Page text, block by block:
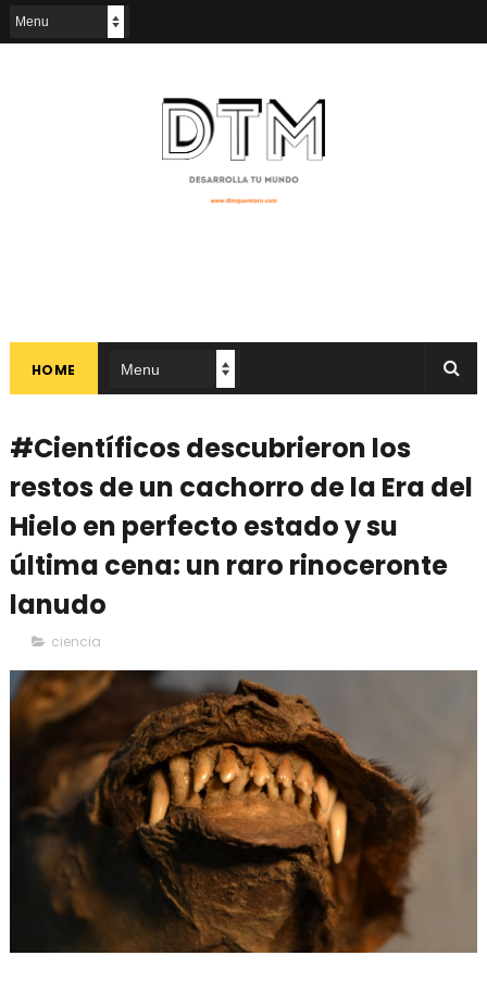
HOME
#Científicos descubrieron los
restos de un cachorro de la Era del
Hielo en perfecto estado y su
última cena: un raro rinoceronte
lanudo
ciencia